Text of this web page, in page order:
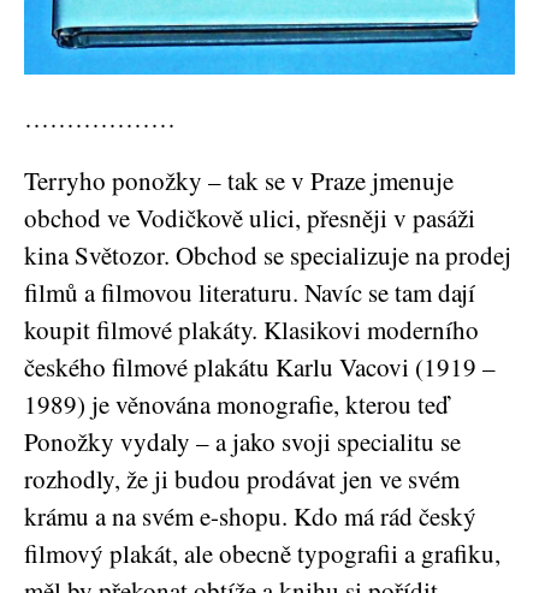
………………
Terryho ponožky – tak se v Praze jmenuje
obchod ve Vodičkově ulici, přesněji v pasáži
kina Světozor. Obchod se specializuje na prodej
filmů a filmovou literaturu. Navíc se tam dají
koupit filmové plakáty. Klasikovi moderního
českého filmové plakátu Karlu Vacovi (1919 –
1989) je věnována monografie, kterou teď
Ponožky vydaly – a jako svoji specialitu se
rozhodly, že ji budou prodávat jen ve svém
krámu a na svém e-shopu. Kdo má rád český
filmový plakát, ale obecně typografii a grafiku,